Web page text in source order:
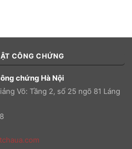
CÔNG CHỨNG
chứng Hà Nội
Võ: Tầng 2, số 25 ngõ 81 Láng